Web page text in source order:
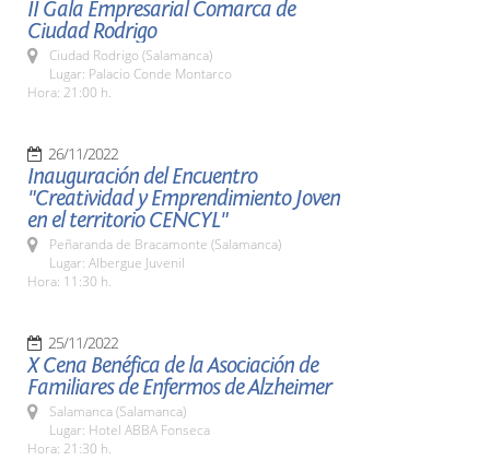
II Gala Empresarial Comarca de
Ciudad Rodrigo
Ciudad Rodrigo (Salamanca)
Lugar: Palacio Conde Montarco
Hora: 21:00 h.
26/11/2022
Inauguración del Encuentro
"Creatividad y Emprendimiento Joven
en el territorio CENCYL"
Peñaranda de Bracamonte (Salamanca)
Lugar: Albergue Juvenil
Hora: 11:30 h.
25/11/2022
X Cena Benéfica de la Asociación de
Familiares de Enfermos de Alzheimer
Salamanca (Salamanca)
Lugar: Hotel ABBA Fonseca
Hora: 21:30 h.